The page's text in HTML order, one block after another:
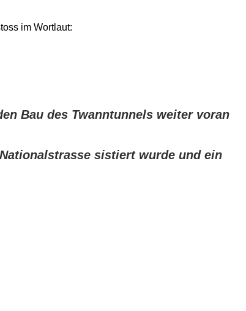
im Wortlaut:
Bau des Twanntunnels weiter voran
sistiert wurde und ein